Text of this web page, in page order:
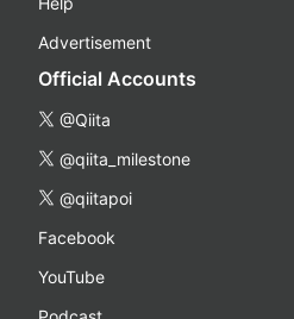
Advertisement
Official Accounts
@Qiita
@qiita_milestone
@qiitapoi
Facebook
YouTube